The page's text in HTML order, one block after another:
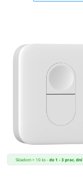
Skladom > 10 ks -do 1 - 3 prac. dní